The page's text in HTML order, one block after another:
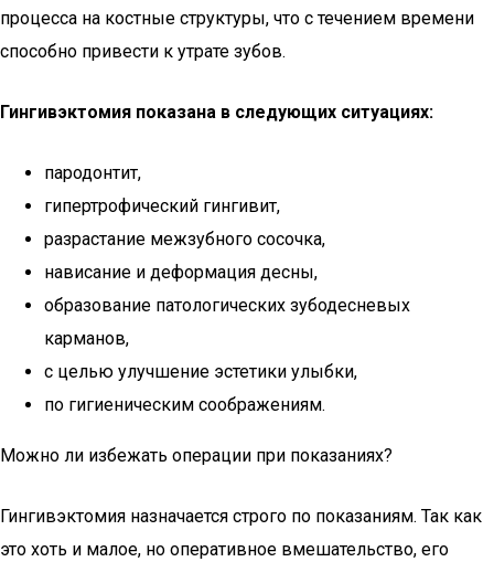
процесса на костные структуры, что с течением времени
способно привести к утрате зубов.
Гингивэктомия показана в следующих ситуациях:
пародонтит,
гипертрофический гингивит,
разрастание межзубного сосочка,
нависание и деформация десны,
образование патологических зубодесневых
карманов,
с целью улучшение эстетики улыбки,
по гигиеническим соображениям.
Можно ли избежать операции при показаниях?
Гингивэктомия назначается строго по показаниям. Так как
это хоть и малое, но оперативное вмешательство, его